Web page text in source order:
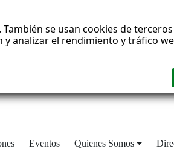
se usan cookies de
analizar el rendimiento y tráfico
Eventos Quienes Somos